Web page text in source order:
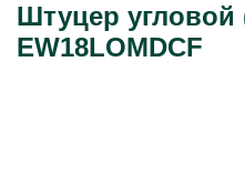
Штуцер угловой
EW18LOMDCF